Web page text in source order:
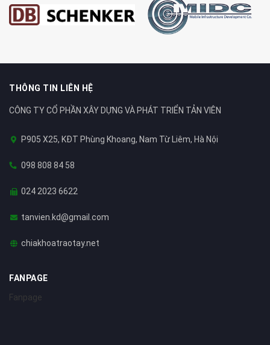
THÔNG TIN LIÊN HỆ
CÔNG TY CỔ PHẦN XÂY DỰNG VÀ PHÁT TRIỂN TẢN VIÊN
P905 X25, KĐT Phùng Khoang, Nam Từ Liêm, Hà Nội
098 808 84 58
024 2023 6622
tanvien.kd@gmail.com
chiakhoatraotay.net
FANPAGE
Fanpage